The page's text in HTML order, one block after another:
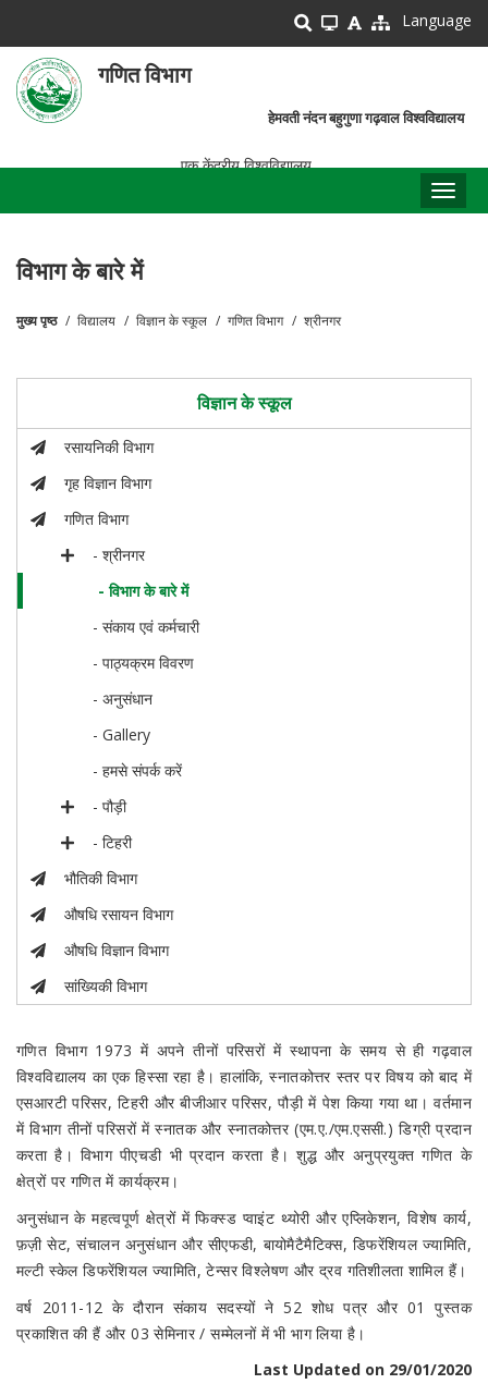
main
content
Language
गणित विभाग
हेमवती नंदन बहुगुणा गढ़वाल विश्वविद्यालय
एक केंद्रीय विश्वविद्यालय
विभाग के बारे में
मुख्य पृष्ठ विद्यालय विज्ञान के स्कूल गणित विभाग श्रीनगर
विज्ञान के स्कूल
रसायनिकी विभाग
गृह विज्ञान विभाग
गणित विभाग
- श्रीनगर
- विभाग के बारे में
- संकाय एवं कर्मचारी
- पाठ्यक्रम विवरण
- अनुसंधान
- Gallery
- हमसे संपर्क करें
- पौड़ी
- टिहरी
भौतिकी विभाग
औषधि रसायन विभाग
औषधि विज्ञान विभाग
सांख्यिकी विभाग
गणित विभाग 1973 में अपने तीनों परिसरों में स्थापना के समय से ही गढ़वाल
विश्वविद्यालय का एक हिस्सा रहा है। हालांकि, स्नातकोत्तर स्तर पर विषय को बाद में
एसआरटी परिसर, टिहरी और बीजीआर परिसर, पौड़ी में पेश किया गया था। वर्तमान
में विभाग तीनों परिसरों में स्नातक और स्नातकोत्तर (एम.ए./एम.एससी.) डिग्री प्रदान
करता है। विभाग पीएचडी भी प्रदान करता है। शुद्ध और अनुप्रयुक्त गणित के
क्षेत्रों पर गणित में कार्यक्रम।
अनुसंधान के महत्वपूर्ण क्षेत्रों में फिक्स्ड प्वाइंट थ्योरी और एप्लिकेशन, विशेष कार्य,
फ़ज़ी सेट, संचालन अनुसंधान और सीएफडी, बायोमैटैमैटिक्स, डिफरेंशियल ज्यामिति,
मल्टी स्केल डिफरेंशियल ज्यामिति, टेन्सर विश्लेषण और द्रव गतिशीलता शामिल हैं।
वर्ष 2011-12 के दौरान संकाय सदस्यों ने 52 शोध पत्र और 01 पुस्तक
प्रकाशित की हैं और 03 सेमिनार / सम्मेलनों में भी भाग लिया है।
Last Updated on 29/01/2020